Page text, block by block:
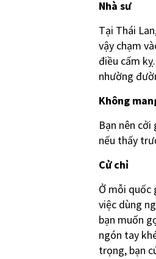
Nhà sư
Tại Thái
vậy chạm
điều cấm
nhường
Không
Bạn nên
nếu thấy
Cử chỉ
Ở mỗi quốc
việc dùng
bạn muốn
ngón tay
trọng, bạn